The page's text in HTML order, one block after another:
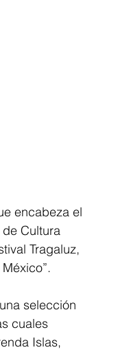
encabeza el
Cultura
Tragaluz,
selección
cuales
Islas,